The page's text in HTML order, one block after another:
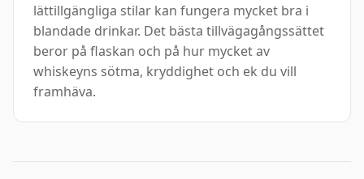
lättillgängliga stilar kan fungera mycket bra i
blandade drinkar. Det bästa tillvägagångssättet
beror på flaskan och på hur mycket av
whiskeyns sötma, kryddighet och ek du vill
framhäva.